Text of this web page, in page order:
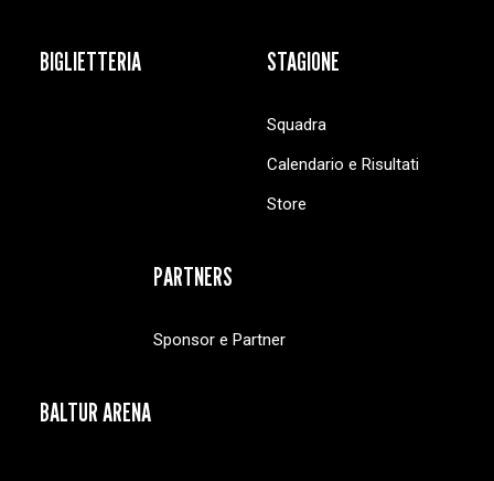
BIGLIETTERIA STAGIONE
Squadra
Calendario e Risultati
Store
PARTNERS
Sponsor e Partner
BALTUR ARENA